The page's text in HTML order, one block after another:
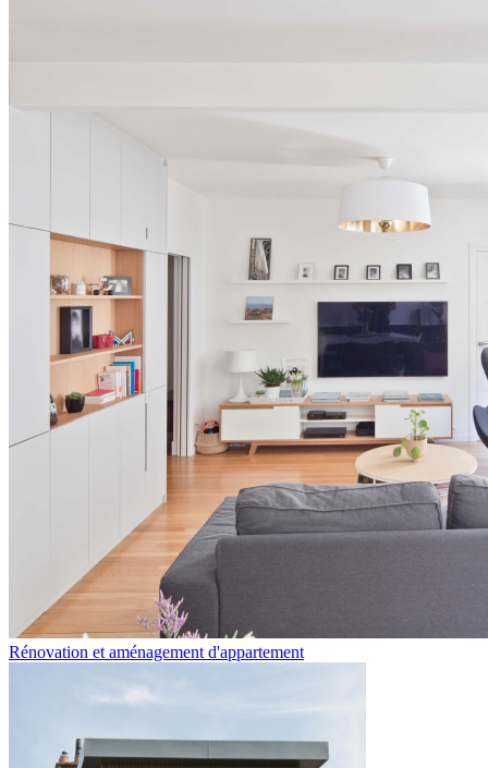
Rénovation et aménagement d'appartement